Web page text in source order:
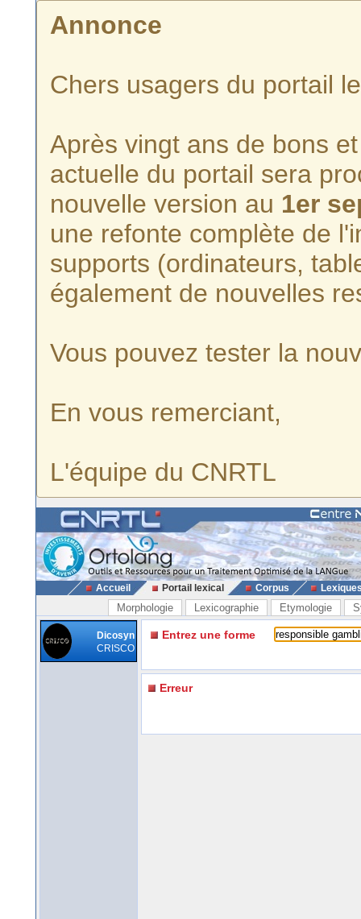
Annonce
Chers usagers du portail
Après vingt ans de bons
actuelle du portail sera
nouvelle version au 1er
une refonte complète de
supports (ordinateurs,
également de nouvelles
Vous pouvez tester la
En vous remerciant,
L'équipe du CNRTL
Accueil Portail lexical Corpus
Morphologie Lexicographie Etymologie
Dicosyn
CRISCO
Entrez une forme
Erreur